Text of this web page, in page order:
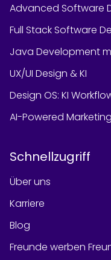
Advanced Software
Full Stack Software
Java Development
UX/UI Design & KI
Design OS: KI
AI-Powered Marketing
Schnellzugriff
Über uns
Karriere
Blog
Freunde werben